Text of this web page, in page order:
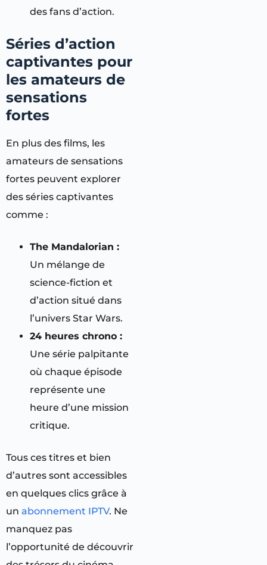
des fans d’action.
Séries d’action
captivantes pour
les amateurs de
sensations
fortes
En plus des films, les
amateurs de sensations
fortes peuvent explorer
des séries captivantes
comme :
The Mandalorian :
Un mélange de
science-fiction et
d’action situé dans
l’univers Star Wars.
24 heures chrono :
Une série palpitante
où chaque épisode
représente une
heure d’une mission
critique.
Tous ces titres et bien
d’autres sont accessibles
en quelques clics grâce à
un abonnement IPTV. Ne
manquez pas
l’opportunité de découvrir